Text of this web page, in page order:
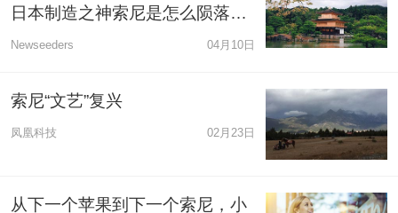
日本制造之神索尼是怎么陨落
的？
Newseeders 04月10日
索尼“文艺”复兴
凤凰科技 02月23日
从下一个苹果到下一个索尼，小